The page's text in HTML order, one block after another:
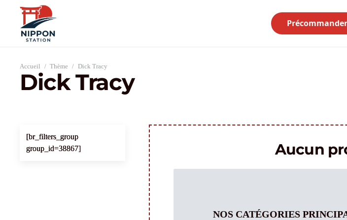
Accueil / Thème / Dick Tracy
Dick Tracy
[br_filters_group
group_id=38867]
Aucun
NOS CATÉGORIES